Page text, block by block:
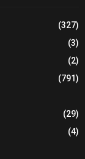
(327)
(3)
(2)
(791)
(29)
(4)